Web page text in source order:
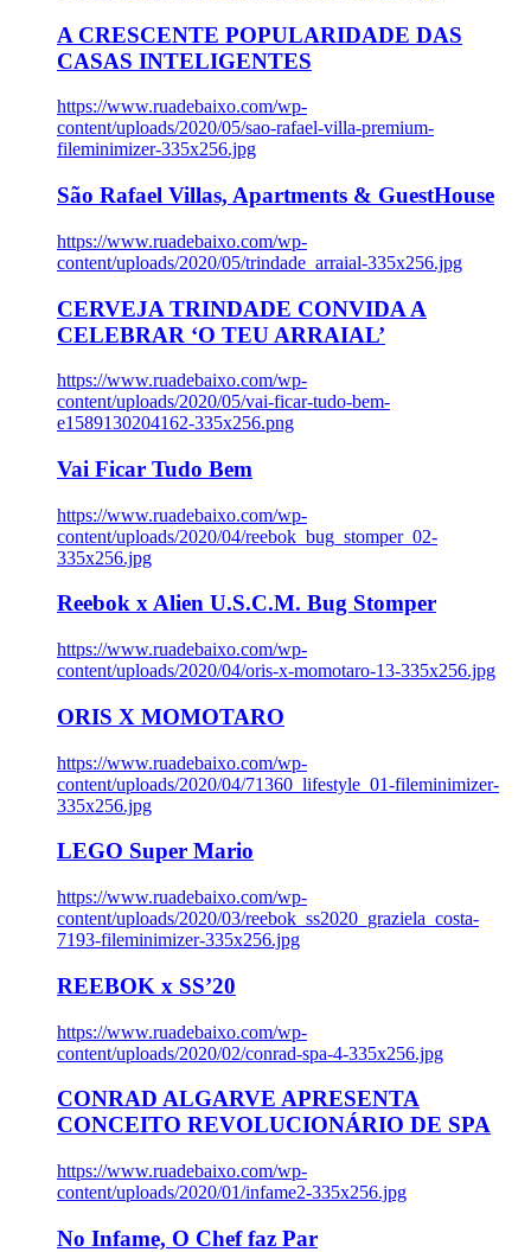
A CRESCENTE POPULARIDADE DAS
CASAS INTELIGENTES
https://www.ruadebaixo.com/wp-
content/uploads/2020/05/sao-rafael-villa-premium-
fileminimizer-335x256.jpg
São Rafael Villas, Apartments & GuestHouse
https://www.ruadebaixo.com/wp-
content/uploads/2020/05/trindade_arraial-335x256.jpg
CERVEJA TRINDADE CONVIDA A
CELEBRAR ‘O TEU ARRAIAL’
https://www.ruadebaixo.com/wp-
content/uploads/2020/05/vai-ficar-tudo-bem-
e1589130204162-335x256.png
Vai Ficar Tudo Bem
https://www.ruadebaixo.com/wp-
content/uploads/2020/04/reebok_bug_stomper_02-
335x256.jpg
Reebok x Alien U.S.C.M. Bug Stomper
https://www.ruadebaixo.com/wp-
content/uploads/2020/04/oris-x-momotaro-13-335x256.jpg
ORIS X MOMOTARO
https://www.ruadebaixo.com/wp-
content/uploads/2020/04/71360_lifestyle_01-fileminimizer-
335x256.jpg
LEGO Super Mario
https://www.ruadebaixo.com/wp-
content/uploads/2020/03/reebok_ss2020_graziela_costa-
7193-fileminimizer-335x256.jpg
REEBOK x SS’20
https://www.ruadebaixo.com/wp-
content/uploads/2020/02/conrad-spa-4-335x256.jpg
CONRAD ALGARVE APRESENTA
CONCEITO REVOLUCIONÁRIO DE SPA
https://www.ruadebaixo.com/wp-
content/uploads/2020/01/infame2-335x256.jpg
No Infame, O Chef faz Par